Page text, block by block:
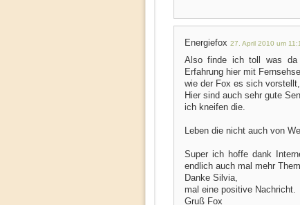
Energiefox 27. April 2010 um
Also finde ich toll was da
Erfahrung hier mit
wie der Fox es sich
Hier sind auch sehr gute
ich kneifen die.
Leben die nicht auch von
Super ich hoffe dank
endlich auch mal mehr
Danke Silvia,
mal eine positive Nachricht.
Gruß Fox